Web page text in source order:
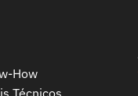
How
Técnicos